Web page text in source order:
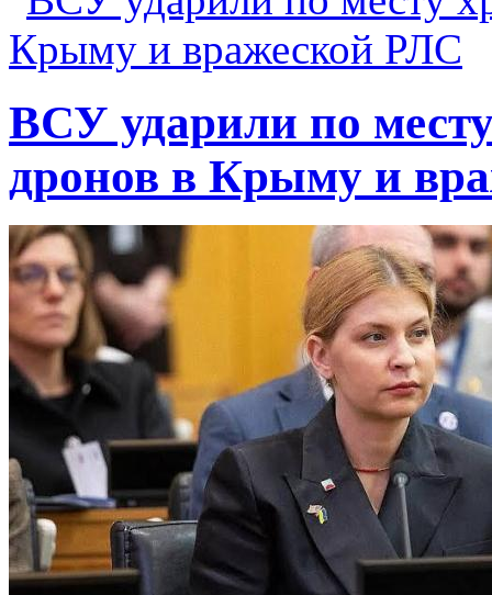
ВСУ ударили по
дронов в Крыму и